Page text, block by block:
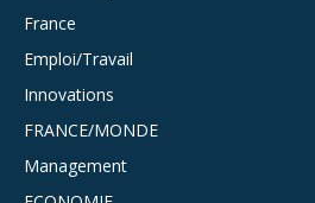
France
Emploi/Travail
Innovations
FRANCE/MONDE
Management